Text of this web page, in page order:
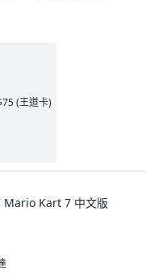
(王道卡)
Mario Kart 7 中文版